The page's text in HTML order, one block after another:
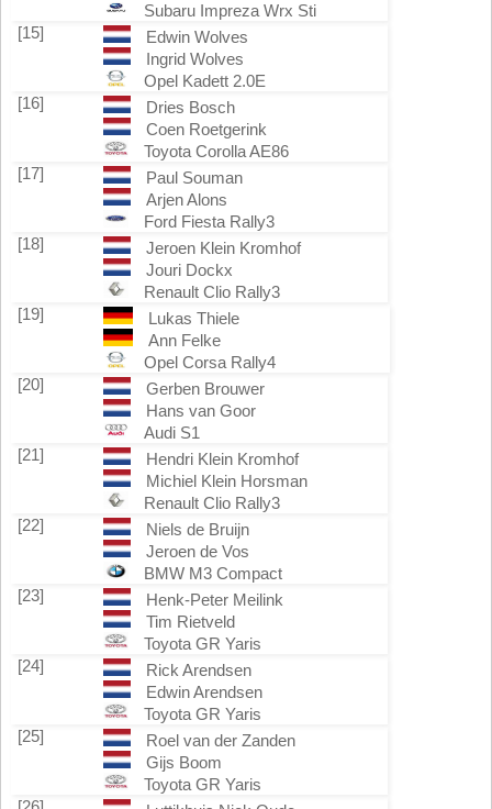
Subaru Impreza Wrx Sti
[15]
Edwin Wolves
Ingrid Wolves
Opel Kadett 2.0E
[16]
Dries Bosch
Coen Roetgerink
Toyota Corolla AE86
[17]
Paul Souman
Arjen Alons
Ford Fiesta Rally3
[18]
Jeroen Klein Kromhof
Jouri Dockx
Renault Clio Rally3
[19]
Lukas Thiele
Ann Felke
Opel Corsa Rally4
[20]
Gerben Brouwer
Hans van Goor
Audi S1
[21]
Hendri Klein Kromhof
Michiel Klein Horsman
Renault Clio Rally3
[22]
Niels de Bruijn
Jeroen de Vos
BMW M3 Compact
[23]
Henk-Peter Meilink
Tim Rietveld
Toyota GR Yaris
[24]
Rick Arendsen
Edwin Arendsen
Toyota GR Yaris
[25]
Roel van der Zanden
Gijs Boom
Toyota GR Yaris